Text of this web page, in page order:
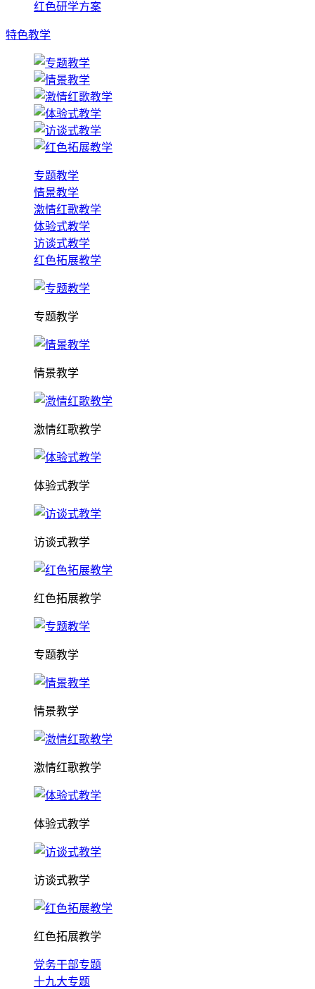
红色研学方案
特色教学
专题教学
情景教学
激情红歌教学
体验式教学
访谈式教学
红色拓展教学
专题教学
情景教学
激情红歌教学
体验式教学
访谈式教学
红色拓展教学
专题教学
情景教学
激情红歌教学
体验式教学
访谈式教学
红色拓展教学
党务干部专题
十九大专题